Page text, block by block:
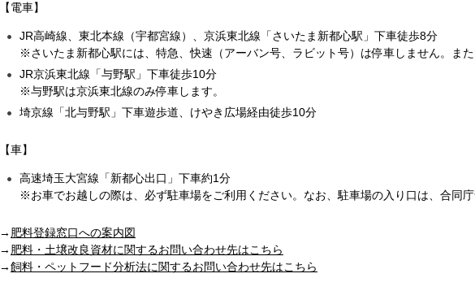
【電車】
JR高崎線、東北本線（宇都宮線）、京浜東北線「さいたま新都心駅」下車徒歩8分
※さいたま新都心駅には、特急、快速（アーバン号、ラビット号）は停車しません。また
JR京浜東北線「与野駅」下車徒歩10分
※与野駅は京浜東北線のみ停車します。
埼京線「北与野駅」下車遊歩道、けやき広場経由徒歩10分
【車】
高速埼玉大宮線「新都心出口」下車約1分
※お車でお越しの際は、必ず駐車場をご利用ください。なお、駐車場の入り口は、合同庁
→ 肥料登録窓口への案内図
→ 肥料・土壌改良資材に関するお問い合わせ先はこちら
→飼料・ペットフード分析法に関するお問い合わせ先はこちら